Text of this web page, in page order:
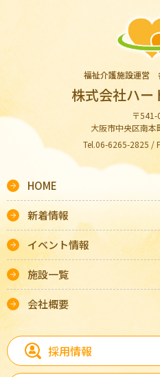
福祉介護施設運営
株式会社ハー
〒541-
大阪市中央区南
Tel.06-6265-2825 /
HOME
新着情報
イベント情報
施設一覧
会社概要
採用情報